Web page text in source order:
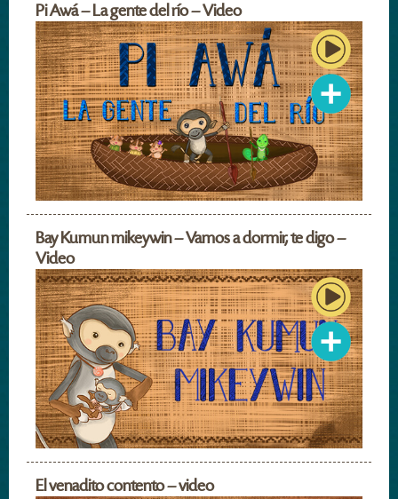
Pi Awá – La gente del río – Video
Bay Kumun mikeywin – Vamos a dormir, te digo –
Video
El venadito contento – video